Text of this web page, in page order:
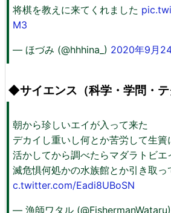
将棋を教えに来てくれました
M3
— ほづみ (@hhhina_) 2020年9月
◆サイエンス（科学・学問・テ
朝から珍しいエイが入って来た
デカイし重いし何とか苦労して生簀
活かしてから調べたらマダラトビエ
滅危惧何処かの水族館とか引き取っ
c.twitter.com/Eadi8UBoSN
— 漁師ワタル (@FishermanWataru)